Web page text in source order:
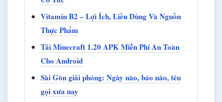
Vitamin B2 – Lợi Ích, Liều Dùng Và Nguồn
Thực Phẩm
Tải Minecraft 1.20 APK Miễn Phí An Toàn
Cho Android
Sài Gòn giải phóng: Ngày nào, báo nào, tên
gọi xưa nay